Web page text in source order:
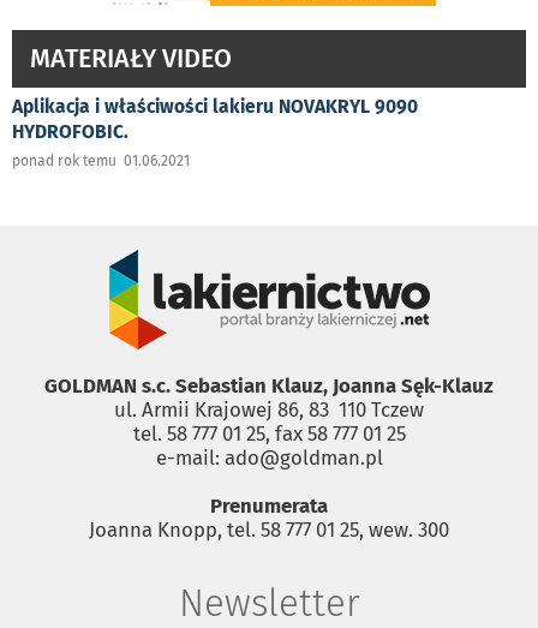
MATERIAŁY VIDEO
Aplikacja i właściwości lakieru NOVAKRYL 9090
HYDROFOBIC.
ponad rok temu 01.06.2021
GOLDMAN s.c. Sebastian Klauz, Joanna Sęk-Klauz
ul. Armii Krajowej 86, 83 ­ 110 Tczew
tel. 58 777 01 25, fax 58 777 01 25
e-mail: ado@goldman.pl
Prenumerata
Joanna Knopp, tel. 58 777 01 25, wew. 300
Newsletter